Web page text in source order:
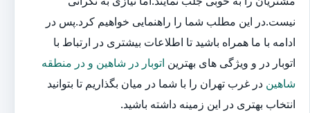
نیست.در این مطلب شما را راهنمایی خواهیم کرد.پس در
ادامه با ما همراه باشید تا اطلاعات بیشتری در ارتباط با
اتوبار در و ویژگی های بهترین اتوبار در شاهین و در منطقه
شاهین در غرب تهران را با شما در میان بگذاریم تا بتوانید
انتخاب بهتری در این زمینه داشته باشید.